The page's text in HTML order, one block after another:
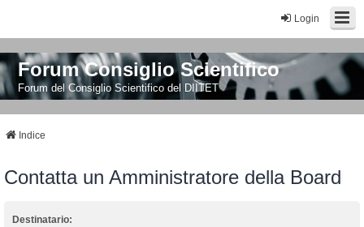
Login
Forum Consiglio Scientifico
Forum del Consiglio Scientifico del DIITET
Indice
Contatta un Amministratore della Board
Destinatario: